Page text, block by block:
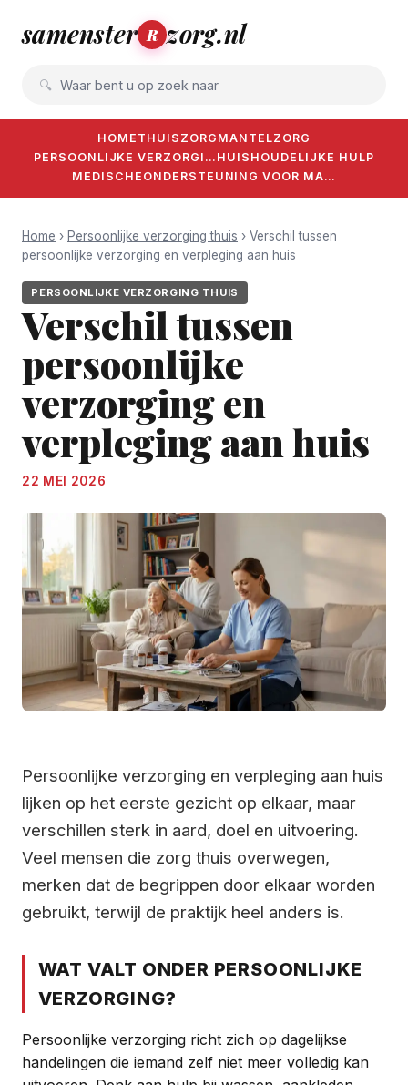
samenster R zorg.nl
Waar bent u op zoek naar
HOME THUISZORG MANTELZORG
PERSOONLIJKE VERZORGI… HUISHOUDELIJKE HULP
MEDISCHE ONDERSTEUNING VOOR MA…
Home › Persoonlijke verzorging thuis › Verschil tussen
persoonlijke verzorging en verpleging aan huis
PERSOONLIJKE VERZORGING THUIS
Verschil tussen
persoonlijke
verzorging en
verpleging aan huis
22 MEI 2026
Persoonlijke verzorging en verpleging aan huis
lijken op het eerste gezicht op elkaar, maar
verschillen sterk in aard, doel en uitvoering.
Veel mensen die zorg thuis overwegen,
merken dat de begrippen door elkaar worden
gebruikt, terwijl de praktijk heel anders is.
WAT VALT ONDER PERSOONLIJKE
VERZORGING?
Persoonlijke verzorging richt zich op dagelijkse
handelingen die iemand zelf niet meer volledig kan